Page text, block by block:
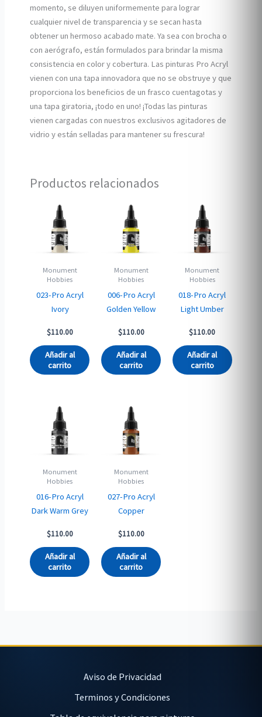
momento, se diluyen uniformemente para lograr
cualquier nivel de transparencia y se secan hasta
obtener un hermoso acabado mate. Ya sea con brocha o
con aerógrafo, están formulados para brindar la misma
consistencia en color y cobertura. Las pinturas Pro Acryl
vienen con una tapa innovadora que no se obstruye y que
proporciona los beneficios de un frasco cuentagotas y
una tapa giratoria, ¡todo en uno! ¡Todas las pinturas
vienen cargadas con nuestros exclusivos agitadores de
vidrio y están selladas para mantener su frescura!
Productos relacionados
Monument
Hobbies
023-Pro Acryl
Ivory
$110.00
Añadir al
carrito
Monument
Hobbies
006-Pro Acryl
Golden Yellow
$110.00
Añadir al
carrito
Monument
Hobbies
018-Pro Acryl
Light Umber
$110.00
Añadir al
carrito
Monument
Hobbies
016-Pro Acryl
Dark Warm Grey
$110.00
Añadir al
carrito
Monument
Hobbies
027-Pro Acryl
Copper
$110.00
Añadir al
carrito
Aviso de Privacidad
Terminos y Condiciones